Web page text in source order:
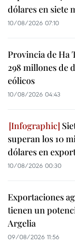
dólares en siete
10/08/2026 07:10
Provincia de Ha
298 millones de
eólicos
10/08/2026 04:43
superan los 10
dólares en
10/08/2026 00:30
Exportaciones
tienen un
Argelia
09/08/2026 11:56